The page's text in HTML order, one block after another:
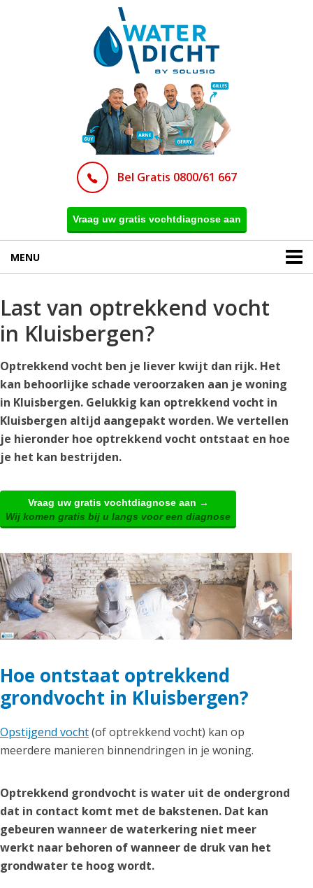
Bel Gratis 0800/61 667
Vraag uw gratis vochtdiagnose aan
MENU
Last van optrekkend vocht
in Kluisbergen?
Optrekkend vocht ben je liever kwijt dan rijk. Het
kan behoorlijke schade veroorzaken aan je woning
in Kluisbergen. Gelukkig kan optrekkend vocht in
Kluisbergen altijd aangepakt worden. We vertellen
je hieronder hoe optrekkend vocht ontstaat en hoe
je het kan bestrijden.
Vraag uw gratis vochtdiagnose aan →
Wij komen gratis bij u langs voor een diagnose
Hoe ontstaat optrekkend
grondvocht in Kluisbergen?
Opstijgend vocht(of optrekkend vocht) kan op
meerdere manieren binnendringen in je woning.
Optrekkend grondvocht is water uit de ondergrond
dat in contact komt met de bakstenen. Dat kan
gebeuren wanneer de waterkering niet meer
werkt naar behoren of wanneer de druk van het
grondwater te hoog wordt.